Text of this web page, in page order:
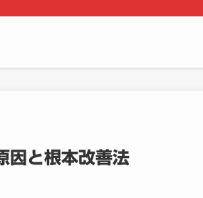
因と根本改善法